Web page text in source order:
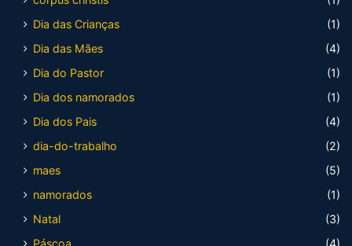
Dia das Crianças
(1)
Dia das Mães
(4)
Dia do Pastor
(1)
Dia dos namorados
(1)
Dia dos Pais
(4)
dia-do-trabalho
(2)
maes
(5)
namorados
(1)
Natal
(3)
Páscoa
(4)